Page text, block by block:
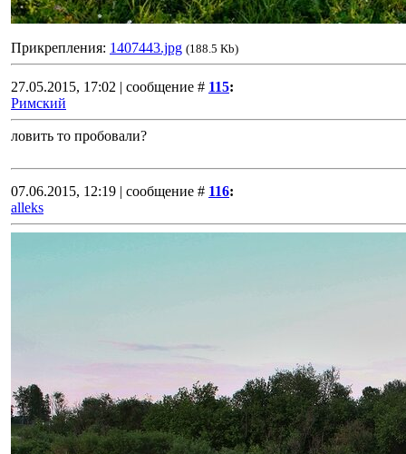
Прикрепления: 1407443.jpg (188.5 Kb)
27.05.2015, 17:02 | сообщение # 115:
Римский
ловить то пробовали?
07.06.2015, 12:19 | сообщение # 116:
alleks